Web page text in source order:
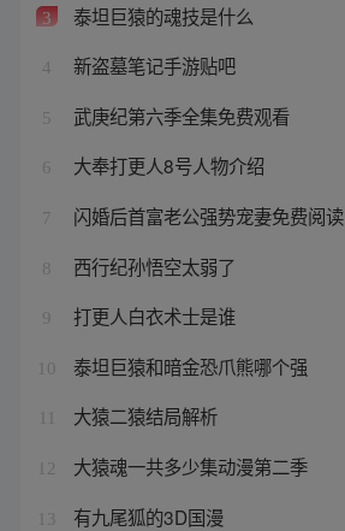
3 泰坦巨猿的魂技是什么
4 新盗墓笔记手游贴吧
5 武庚纪第六季全集免费观看
6 大奉打更人8号人物介绍
7 闪婚后首富老公强势宠妻免费阅读
8 西行纪孙悟空太弱了
9 打更人白衣术士是谁
10 泰坦巨猿和暗金恐爪熊哪个强
大猿二猿结局解析
12 大猿魂一共多少集动漫第二季
13 有九尾狐的3D国漫